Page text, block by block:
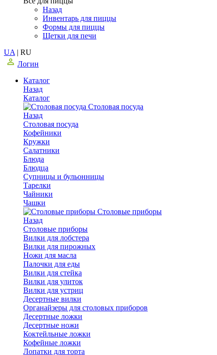
Назад
Инвентарь для пиццы
Формы для пиццы
Щетки для печи
UA | RU
Логин
Каталог
Назад
Каталог
Столовая посуда
Назад
Столовая посуда
Кофейники
Кружки
Салатники
Блюда
Блюдца
Супницы и бульонницы
Тарелки
Чайники
Чашки
Cтоловые приборы
Назад
Cтоловые приборы
Вилки для лобстера
Вилки для пирожных
Ножи для масла
Палочки для еды
Вилки для стейка
Вилки для улиток
Вилки для устриц
Десертные вилки
Органайзеры для столовых приборов
Десертные ложки
Десертные ножи
Коктейльные ложки
Кофейные ложки
Лопатки для торта